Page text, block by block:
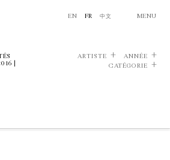
EN FR 中文 MENU
|
ARTISTE
ANNÉE
CATÉGORIE